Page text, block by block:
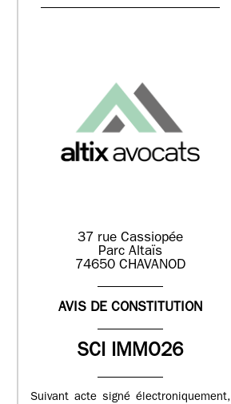
37 rue Cassiopée
Parc Altaïs
74650 CHAVANOD
AVIS DE CONSTITUTION
SCI IMMO26
Suivant acte signé électroniquement,